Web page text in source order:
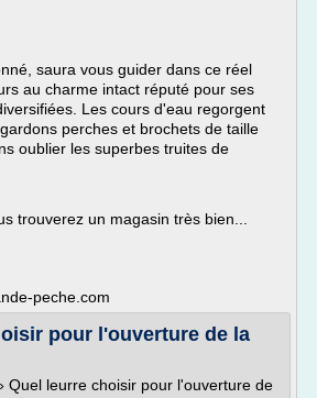
saura vous guider dans ce réel
au charme intact réputé pour ses
Les cours d'eau regorgent
perches et brochets de taille
oublier les superbes truites de
trouverez un magasin très bien...
peche.com
pour l'ouverture de la
Quel leurre choisir pour l'ouverture de